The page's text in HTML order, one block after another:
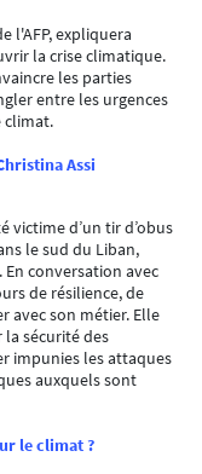
l'AFP, expliquera
la crise climatique.
les parties
entre les urgences
climat.
Assi
victime d’un tir d’obus
le sud du Liban,
conversation avec
de résilience, de
avec son métier. Elle
sécurité des
impunies les attaques
auxquels sont
le climat ?